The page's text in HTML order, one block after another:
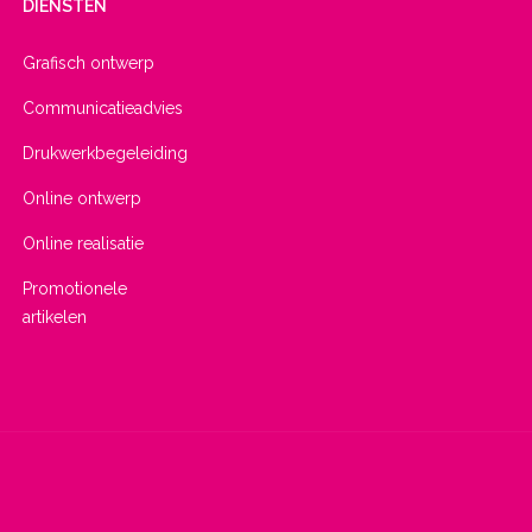
DIENSTEN
Grafisch ontwerp
Communicatieadvies
Drukwerkbegeleiding
Online ontwerp
Online realisatie
Promotionele
artikelen